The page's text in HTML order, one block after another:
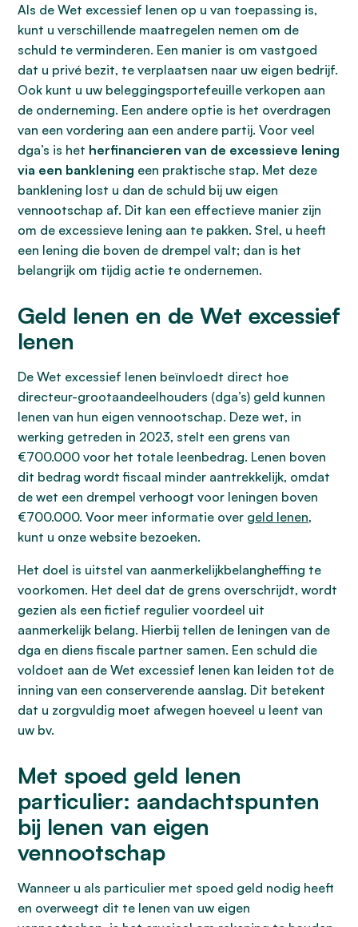
Als de Wet excessief lenen op u van toepassing is,
kunt u verschillende maatregelen nemen om de
schuld te verminderen. Een manier is om vastgoed
dat u privé bezit, te verplaatsen naar uw eigen bedrijf.
Ook kunt u uw beleggingsportefeuille verkopen aan
de onderneming. Een andere optie is het overdragen
van een vordering aan een andere partij. Voor veel
dga’s is het herfinancieren van de excessieve lening
via een banklening een praktische stap. Met deze
banklening lost u dan de schuld bij uw eigen
vennootschap af. Dit kan een effectieve manier zijn
om de excessieve lening aan te pakken. Stel, u heeft
een lening die boven de drempel valt; dan is het
belangrijk om tijdig actie te ondernemen.
Geld lenen en de Wet excessief
lenen
De Wet excessief lenen beïnvloedt direct hoe
directeur-grootaandeelhouders (dga’s) geld kunnen
lenen van hun eigen vennootschap. Deze wet, in
werking getreden in 2023, stelt een grens van
€700.000 voor het totale leenbedrag. Lenen boven
dit bedrag wordt fiscaal minder aantrekkelijk, omdat
de wet een drempel verhoogt voor leningen boven
€700.000. Voor meer informatie over geld lenen,
kunt u onze website bezoeken.
Het doel is uitstel van aanmerkelijkbelangheffing te
voorkomen. Het deel dat de grens overschrijdt, wordt
gezien als een fictief regulier voordeel uit
aanmerkelijk belang. Hierbij tellen de leningen van de
dga en diens fiscale partner samen. Een schuld die
voldoet aan de Wet excessief lenen kan leiden tot de
inning van een conserverende aanslag. Dit betekent
dat u zorgvuldig moet afwegen hoeveel u leent van
uw bv.
Met spoed geld lenen
particulier: aandachtspunten
bij lenen van eigen
vennootschap
Wanneer u als particulier met spoed geld nodig heeft
en overweegt dit te lenen van uw eigen